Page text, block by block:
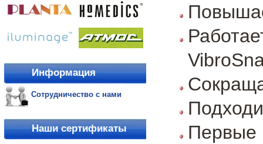
Информация
Сотрудничество с нами
Наши сертификаты
Первые